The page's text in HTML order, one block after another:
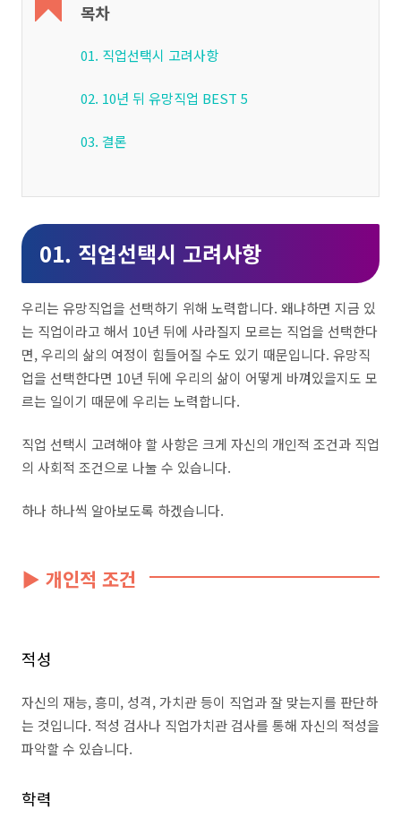
목차
01. 직업선택시 고려사항
02. 10년 뒤 유망직업 BEST 5
03. 결론
01. 직업선택시 고려사항
우리는 유망직업을 선택하기 위해 노력합니다. 왜냐하면 지금 있
는 직업이라고 해서 10년 뒤에 사라질지 모르는 직업을 선택한다
면, 우리의 삶의 여정이 힘들어질 수도 있기 때문입니다. 유망직
업을 선택한다면 10년 뒤에 우리의 삶이 어떻게 바껴있을지도 모
르는 일이기 때문에 우리는 노력합니다.
직업 선택시 고려해야 할 사항은 크게 자신의 개인적 조건과 직업
의 사회적 조건으로 나눌 수 있습니다.
하나 하나씩 알아보도록 하겠습니다.
▶ 개인적 조건
적성
자신의 재능, 흥미, 성격, 가치관 등이 직업과 잘 맞는지를 판단하
는 것입니다. 적성 검사나 직업가치관 검사를 통해 자신의 적성을
파악할 수 있습니다.
학력